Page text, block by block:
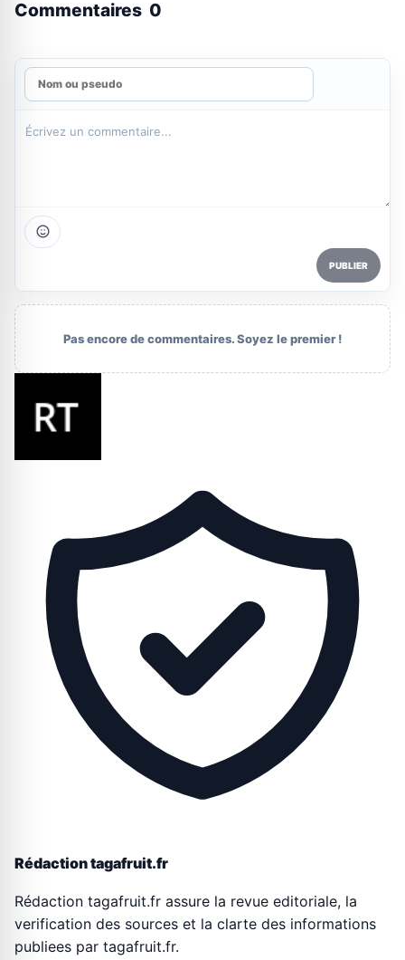
Commentaires 0
PUBLIER
Pas encore de commentaires. Soyez le premier !
Rédaction tagafruit.fr
Rédaction tagafruit.fr assure la revue editoriale, la
verification des sources et la clarte des informations
publiees par tagafruit.fr.